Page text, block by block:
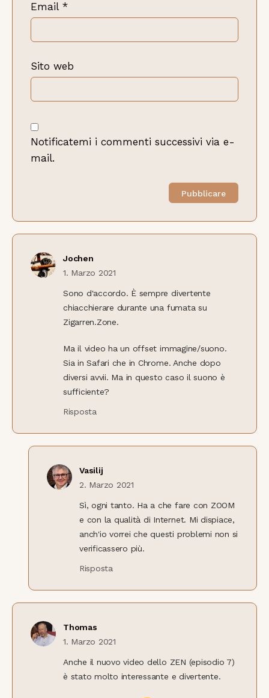
Email *
Sito web
Notificatemi i commenti successivi via e-
mail.
Jochen
1. Marzo 2021
Sono d'accordo. È sempre divertente
chiacchierare durante una fumata su
Zigarren.Zone.
Ma il video ha un offset immagine/suono.
Sia in Safari che in Chrome. Anche dopo
diversi avvii. Ma in questo caso il suono è
sufficiente?
Risposta
Vasilij
2. Marzo 2021
Sì, ogni tanto. Ha a che fare con ZOOM
e con la qualità di Internet. Mi dispiace,
anch'io vorrei che questi problemi non si
verificassero più.
Risposta
Thomas
1. Marzo 2021
Anche il nuovo video dello ZEN (episodio 7)
è stato molto interessante e divertente.